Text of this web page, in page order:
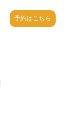
予約はこちら